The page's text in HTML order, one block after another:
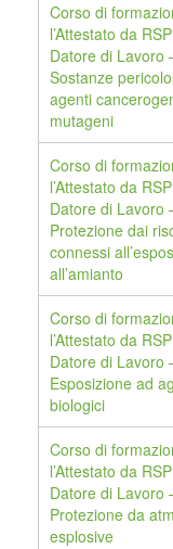
Corso di
l’Attestato da
Datore di Lavoro
Sostanze
agenti
mutageni
Corso di
l’Attestato da
Datore di Lavoro
Protezione dai
connessi
all’amianto
Corso di
l’Attestato da
Datore di Lavoro
Esposizione ad
biologici
Corso di
l’Attestato da
Datore di Lavoro
Protezione da
esplosive